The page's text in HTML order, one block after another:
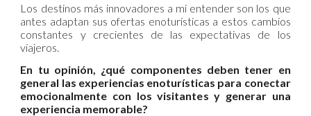
Los destinos más innovadores a mi entender son los que
antes adaptan sus ofertas enoturísticas a estos cambios
constantes y crecientes de las expectativas de los
viajeros.
En tu opinión, ¿qué componentes deben tener en
general las experiencias enoturísticas para conectar
emocionalmente con los visitantes y generar una
experiencia memorable?